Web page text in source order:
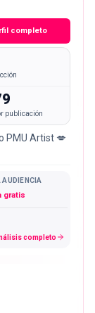
completo
publicación
PMU Artist 💋
AUDIENCIA
gratis
completo